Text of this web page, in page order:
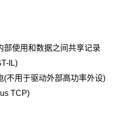
部使用和数据之间共享记录
IL)
(不用于驱动外部高功率外设)
TCP)